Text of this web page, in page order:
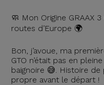
🧼 Mon Origine GRAAX
routes d’Europe 🌍
Bon, j’avoue, ma
GTO n’était pas en
baignoire 😅. Histoire
propre avant le départ !